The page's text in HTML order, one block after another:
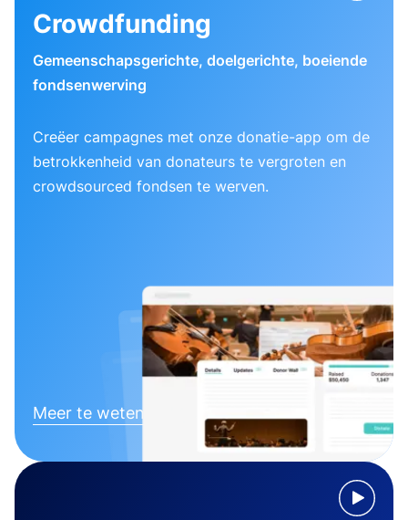
Crowdfunding
Gemeenschapsgerichte, doelgerichte, boeiende
fondsenwerving
Creëer campagnes met onze donatie-app om de
betrokkenheid van donateurs te vergroten en
crowdsourced fondsen te werven.
Meer te weten komen